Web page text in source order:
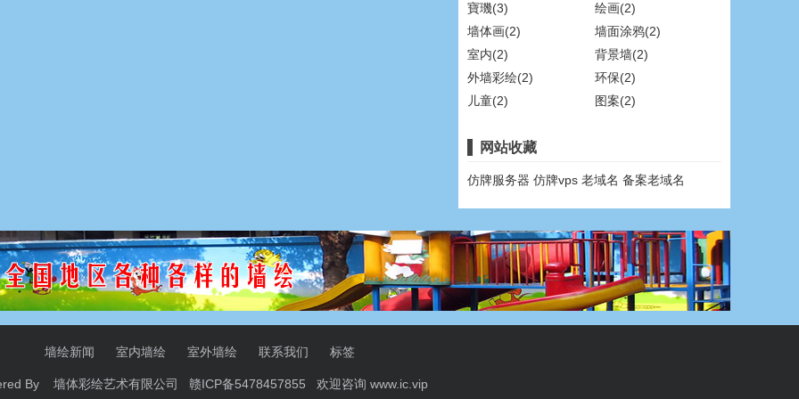
寶璣(3)
绘画(2)
墙体画(2)
墙面涂鸦(2)
室内(2)
背景墙(2)
外墙彩绘(2)
环保(2)
儿童(2)
图案(2)
网站收藏
仿牌服务器 仿牌vps 老域名 备案老域名
墙绘新闻 室内墙绘 室外墙绘 联系我们 标签
By 墙体彩绘艺术有限公司 赣ICP备5478457855 欢迎咨询 www.ic.vip